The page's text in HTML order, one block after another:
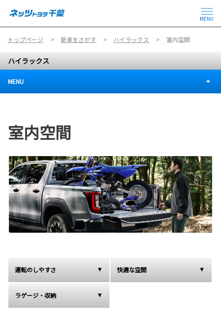
MENU
トップページ 新車をさがす ハイラックス 室内空間
ハイラックス
MENU
室内空間
運転のしやすさ 快適な空間
ラゲージ・収納